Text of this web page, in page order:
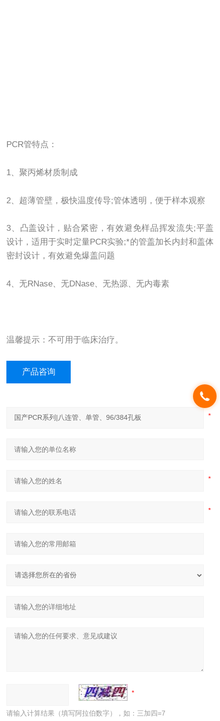
PCR管特点：
1、聚丙烯材质制成
2、超薄管壁，极快温度传导;管体透明，便于样本观察
3、凸盖设计，贴合紧密，有效避免样品挥发流失;平盖
设计，适用于实时定量PCR实验;*的管盖加长内封和盖体
密封设计，有效避免爆盖问题
4、无RNase、无DNase、无热源、无内毒素
温馨提示：不可用于临床治疗。
产品咨询
请输入计算结果（填写阿拉伯数字），如：三加四=7